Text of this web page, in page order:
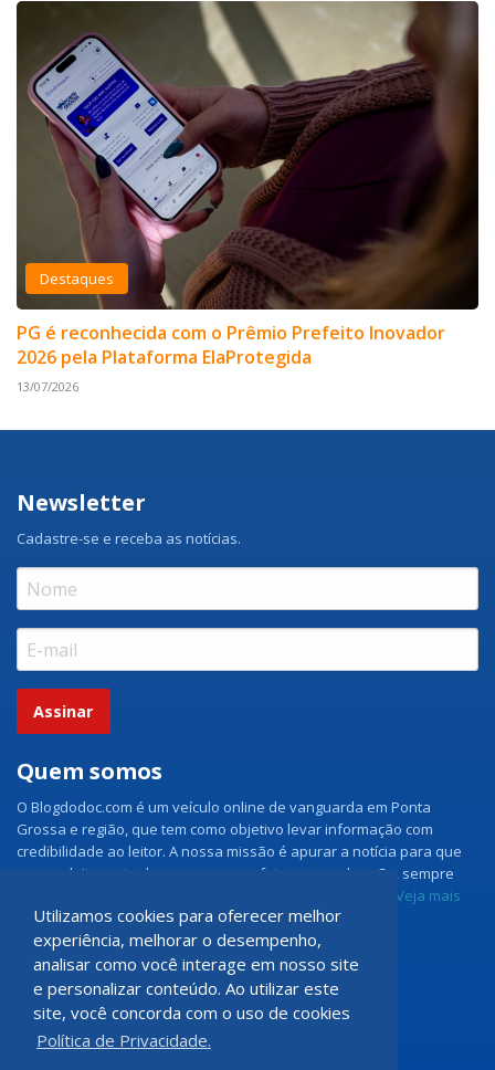
Utilizamos cookies para oferecer melhor
experiência, melhorar o desempenho,
analisar como você interage em nosso site
e personalizar conteúdo. Ao utilizar este
site, você concorda com o uso de cookies
Política de Privacidade.
Destaques
PG é reconhecida com o Prêmio Prefeito Inovador
2026 pela Plataforma ElaProtegida
13/07/2026
Newsletter
Cadastre-se e receba as notícias.
Assinar
Quem somos
O Blogdodoc.com é um veículo online de vanguarda em Ponta
Grossa e região, que tem como objetivo levar informação com
credibilidade ao leitor. A nossa missão é apurar a notícia para que
nossos leitores tenham acesso aos fatos como eles são, sempre
Veja mais
Grupo Doc.com
Rua Rio de Janeiro, 150 - Sala 102
CEP: 84070-060 - Nova Rússia
Ponta Grossa \ PR